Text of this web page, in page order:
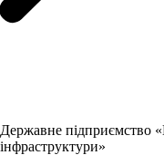
Державне підприємство
інфраструктури»